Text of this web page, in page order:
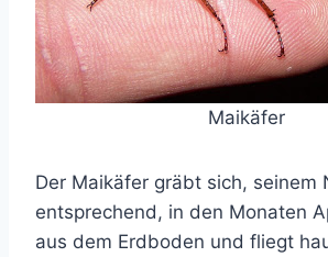
Maikäfer
Der Maikäfer gräbt sich, seinem
entsprechend, in den Monaten
aus dem Erdboden und fliegt